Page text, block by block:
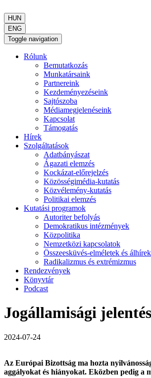
HUN
ENG
Toggle navigation
Rólunk
Bemutatkozás
Munkatársaink
Partnereink
Kezdeményezéseink
Sajtószoba
Médiamegjelenéseink
Kapcsolat
Támogatás
Hírek
Szolgáltatások
Adatbányászat
Ágazati elemzés
Kockázat-előrejelzés
Közösségimédia-kutatás
Közvélemény-kutatás
Politikai elemzés
Kutatási programok
Autoriter befolyás
Demokratikus intézmények
Közpolitika
Nemzetközi kapcsolatok
Összeesküvés-elméletek és álhírek
Radikalizmus és extrémizmus
Rendezvények
Könyvtár
Podcast
Jogállamisági
2024-07-24
Az Európai Bizottság ma hozta
aggályokat és hiányokat. Eközben pedig a